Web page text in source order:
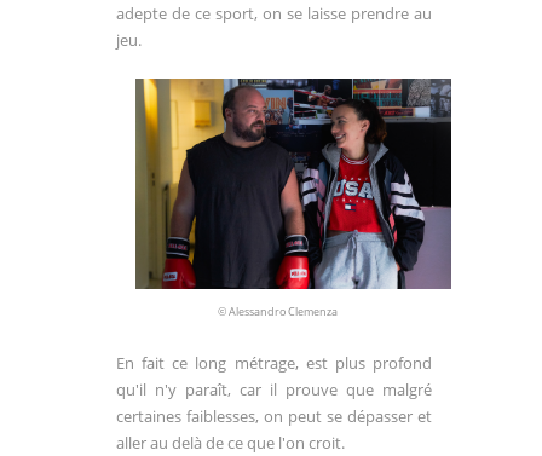
adepte de ce sport, on se laisse prendre au
jeu.
© Alessandro Clemenza
En fait ce long métrage, est plus profond
qu'il n'y paraît, car il prouve que malgré
certaines faiblesses, on peut se dépasser et
aller au delà de ce que l'on croit.